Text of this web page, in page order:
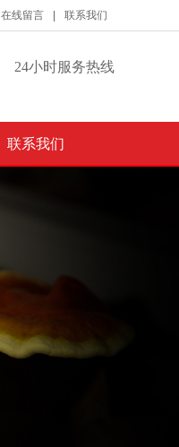
在线留言 联系我们
24小时服务热线
联系我们